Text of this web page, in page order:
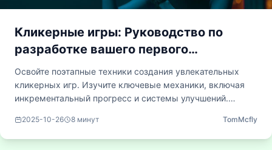
Кликерные игры: Руководство по
разработке вашего первого
инкрементального проекта
Освойте поэтапные техники создания увлекательных
кликерных игр. Изучите ключевые механики, включая
инкрементальный прогресс и системы улучшений.
эффективных циклов вознаграждений. Такой метод
идеально подходит для независимых разработчиков и
2025-10-26 8 минут TomMcfly